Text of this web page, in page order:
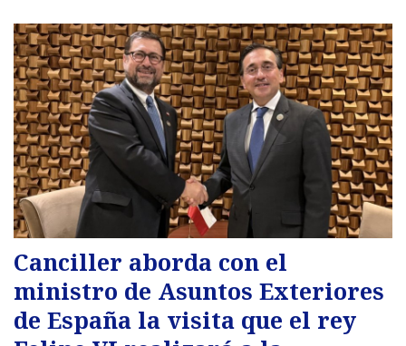
Canciller aborda con el
ministro de Asuntos Exteriores
de España la visita que el rey